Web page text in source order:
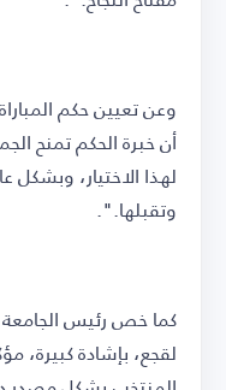
وعن تعيين حكم
أن خبرة الحكم تمنح
لهذا الاختيار، وبشكل
وتقبلها.".
كما خص رئيس الجامعة
لقجع، بإشادة كبيرة،